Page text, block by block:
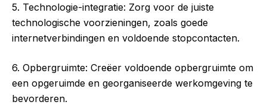
5. Technologie-integratie: Zorg voor de juiste
technologische voorzieningen, zoals goede
internetverbindingen en voldoende stopcontacten.
6. Opbergruimte: Creëer voldoende opbergruimte om
een opgeruimde en georganiseerde werkomgeving te
bevorderen.